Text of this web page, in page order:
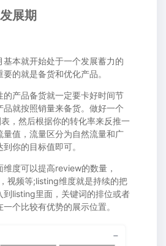
展期
本就开始处于一个发展蓄力的
的就是备货和优化产品。
产品备货就一定要卡好时间节
品就按照销量来备货。做好一个
，然后根据你的转化率来反推一
量值，流量区分为自然流量和广
你的目标值即可。
度可以提高review的数量，
视频等;listing维度就是持续的把
到listing里面，关键词的排位或者
个比较有优势的展示位置。